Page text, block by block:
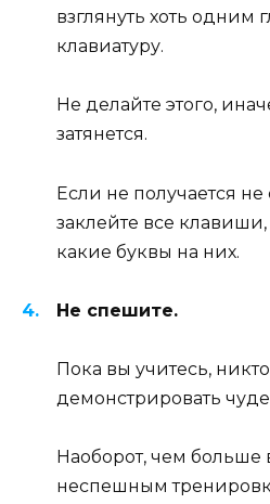
взглянуть хоть одним
клавиатуру.
Не делайте этого,
затянется.
Если не получается не
заклейте все
какие буквы на них.
Не спешите.
Пока вы учитесь,
демонстрировать
Наоборот, чем
неспешным